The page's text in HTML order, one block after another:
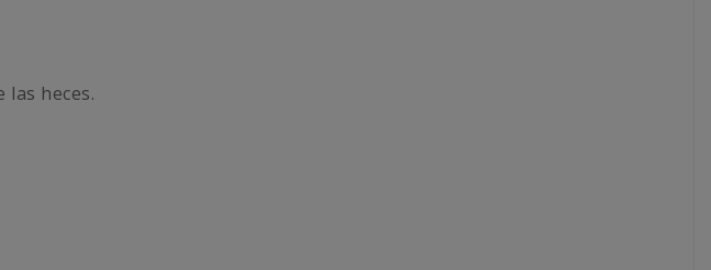
las heces.